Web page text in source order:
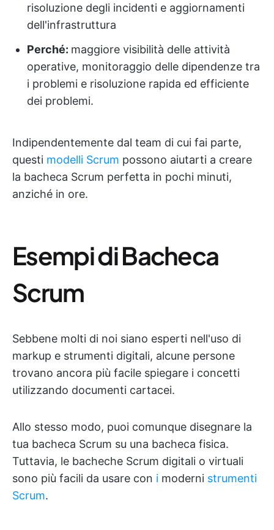
risoluzione degli incidenti e aggiornamenti
dell'infrastruttura
Perché: maggiore visibilità delle attività
operative, monitoraggio delle dipendenze tra
i problemi e risoluzione rapida ed efficiente
dei problemi.
Indipendentemente dal team di cui fai parte,
questi modelli Scrum possono aiutarti a creare
la bacheca Scrum perfetta in pochi minuti,
anziché in ore.
Esempi di Bacheca
Scrum
Sebbene molti di noi siano esperti nell'uso di
markup e strumenti digitali, alcune persone
trovano ancora più facile spiegare i concetti
utilizzando documenti cartacei.
Allo stesso modo, puoi comunque disegnare la
tua bacheca Scrum su una bacheca fisica.
Tuttavia, le bacheche Scrum digitali o virtuali
sono più facili da usare con i moderni strumenti
Scrum.